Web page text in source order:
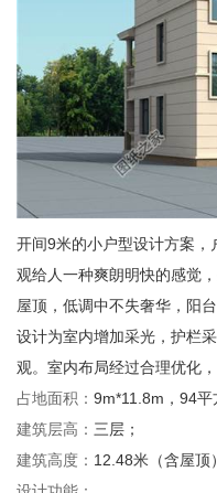
开间9米的小户型设计方案，
观给人一种爽朗明快的感觉
屋顶，低调中不失奢华，阳
设计为室内增加采光，护栏
观。室内布局经过合理优化
占地面积： 9m*11.8m ， 94平
建筑层高： 三层；
建筑高度： 12.48米（含屋顶